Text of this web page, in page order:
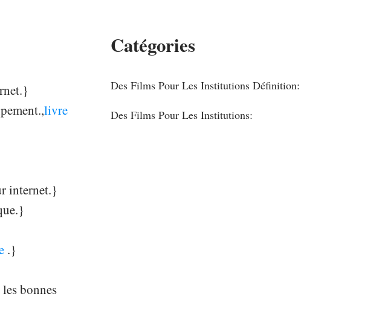
livre
internet.}
.}
bonnes
Catégories
Des Films Pour Les Institutions Définition:
Des Films Pour Les Institutions: